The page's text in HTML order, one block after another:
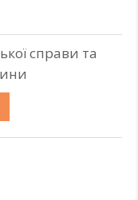
справи та